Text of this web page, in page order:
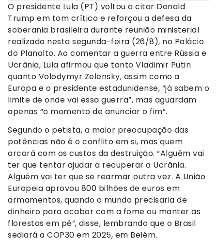
O presidente Lula (PT) voltou a citar Donald
Trump em tom crítico e reforçou a defesa da
soberania brasileira durante reunião ministerial
realizada nesta segunda-feira (26/8), no Palácio
do Planalto. Ao comentar a guerra entre Rússia e
Ucrânia, Lula afirmou que tanto Vladimir Putin
quanto Volodymyr Zelensky, assim como a
Europa e o presidente estadunidense, “já sabem o
limite de onde vai essa guerra”, mas aguardam
apenas “o momento de anunciar o fim”.
Segundo o petista, a maior preocupação das
potências não é o conflito em si, mas quem
arcará com os custos da destruição. “Alguém vai
ter que tentar ajudar a recuperar a Ucrânia.
Alguém vai ter que se rearmar outra vez. A União
Europeia aprovou 800 bilhões de euros em
armamentos, quando o mundo precisaria de
dinheiro para acabar com a fome ou manter as
florestas em pé”, disse, lembrando que o Brasil
sediará a COP30 em 2025, em Belém.